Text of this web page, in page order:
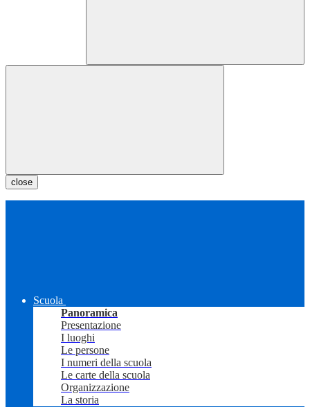
close
Scuola
Panoramica
Presentazione
I luoghi
Le persone
I numeri della scuola
Le carte della scuola
Organizzazione
La storia